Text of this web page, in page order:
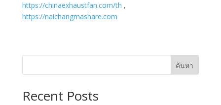
https://chinaexhaustfan.com/th ,
https://naichangmashare.com
ค้นหา
Recent Posts